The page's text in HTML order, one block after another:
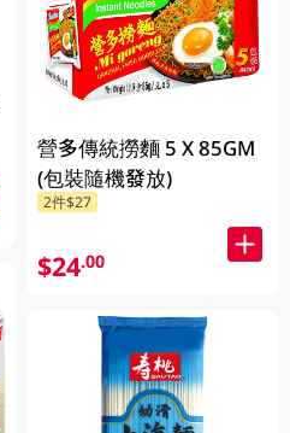
營多傳統撈麵 5 X 85GM
(包裝隨機發放)
2件$27
$24.00